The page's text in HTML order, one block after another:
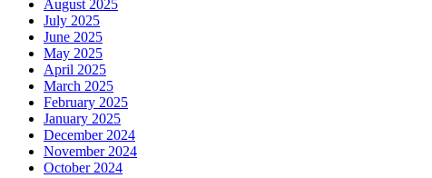
August 2025
July 2025
June 2025
May 2025
April 2025
March 2025
February 2025
January 2025
December 2024
November 2024
October 2024